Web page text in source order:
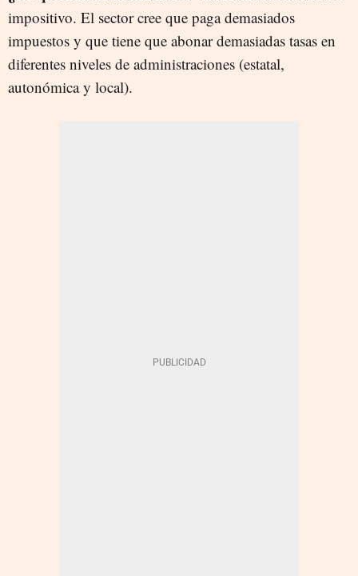
impositivo. El sector cree que paga demasiados
impuestos y que tiene que abonar demasiadas tasas en
diferentes niveles de administraciones (estatal,
autonómica y local).